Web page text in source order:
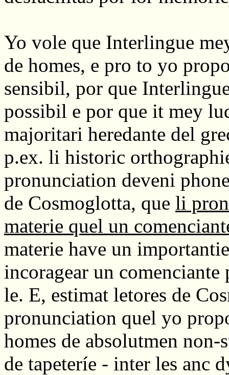
Yo vole que Interlingue
de homes, e pro to yo
sensibil, por que
possibil e por que it mey
majoritari heredante del
p.ex. li historic
pronunciation deveni
de Cosmoglotta, que li
materie quel un
materie have un
incoragear un
le. E, estimat letores de
pronunciation quel yo
homes de absolutmen
de tapeteríe - inter les anc